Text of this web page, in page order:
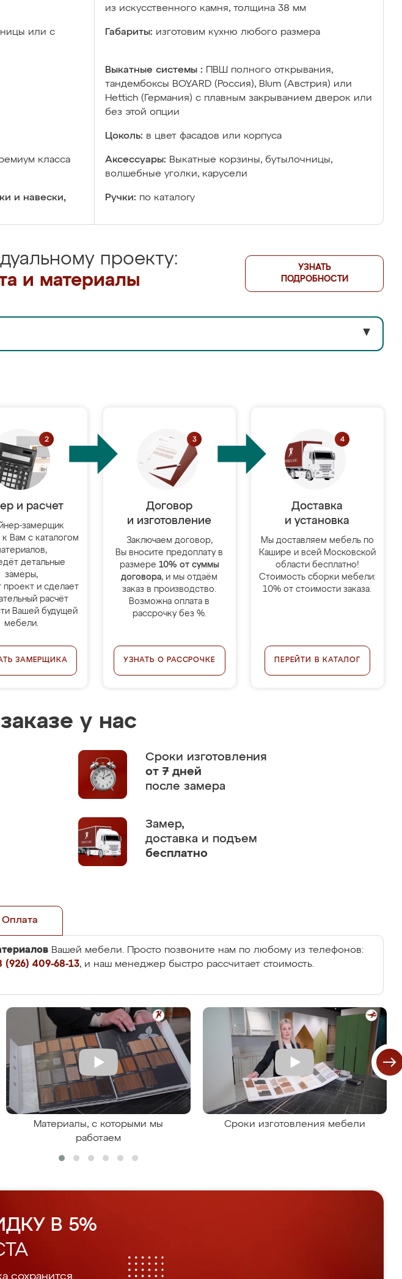
из искусственного камня, толщина 38 мм
или с
Габариты: изготовим кухню любого размера
Выкатные системы :
ПВШ полного открывания,
тандембоксы BOYARD (Россия), Blum (Австрия) или
Hettich (Германия) с плавным закрыванием дверок или
без этой опции
Цоколь: в цвет фасадов или корпуса
класса
Аксессуары: Выкатные корзины, бутылочницы,
волшебные уголки, карусели
и навески,
Ручки: по каталогу
проекту:
и материалы
УЗНАТЬ
ПОДРОБНОСТИ
▼
и расчет
замерщик
Вам с каталогом
детальные
замеры,
проект и сделает
расчёт
Вашей будущей
мебели.
ЗАМЕРЩИКА
Договор
и изготовление
Заключаем договор,
Вы вносите предоплату в
размере 10% от суммы
договора, и мы отдаём
заказ в производство.
Возможна оплата в
рассрочку без %.
УЗНАТЬ О РАССРОЧКЕ
Доставка
и установка
Мы доставляем мебель по
Кашире и всей Московской
области бесплатно!
Стоимость сборки мебели:
10% от стоимости заказа.
ПЕРЕЙТИ В КАТАЛОГ
у нас
Сроки изготовления
от 7 дней
после замера
Замер,
доставка и подъем
бесплатно
Оплата
Вашей мебели. Просто позвоните нам по любому из телефонов:
(926) 409-68-13, и наш менеджер быстро рассчитает стоимость.
Материалы, с которыми мы
работаем
Сроки изготовления мебели
В 5%
сохранится.